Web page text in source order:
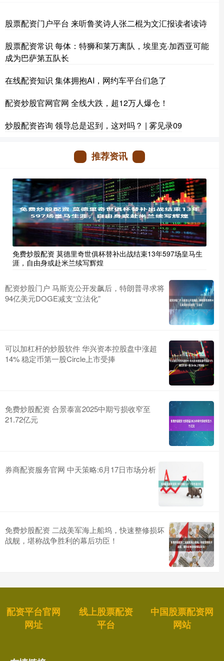
股票配资门户平台 来听鲁奖诗人张二棍为文汇报读者读诗
股票配资常识 每体：特狮和莱万离队，埃里克·加西亚可能
成为巴萨第五队长
在线配资知识 集体拥抱AI，网约车平台们急了
配资炒股官网官网 全线大跌，超12万人爆仓！
炒股配资咨询 领导总是迟到，这对吗？ | 雾见录09
推荐资讯
免费炒股配资 莫德里奇世俱杯替补出战结束13年597场皇马生
涯，自由身或赴米兰续写辉煌
配资炒股门户 马斯克公开发飙后，特朗普寻求将
94亿美元DOGE减支“立法化”
可以加杠杆的炒股软件 华兴资本控股盘中涨超
14% 稳定币第一股Circle上市受捧
免费炒股配资 合景泰富2025中期亏损收窄至
21.72亿元
券商配资服务官网 中天策略:6月17日市场分析
免费炒股配资 二战美军海上船坞，快速整修损坏
战舰，堪称战争胜利的幕后功臣！
配资平台官网
网址
线上股票配资
平台
中国股票配资网
网站